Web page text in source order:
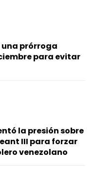
una prórroga
para evitar
la presión sobre
III para forzar
venezolano